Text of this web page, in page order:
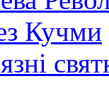
Кучми